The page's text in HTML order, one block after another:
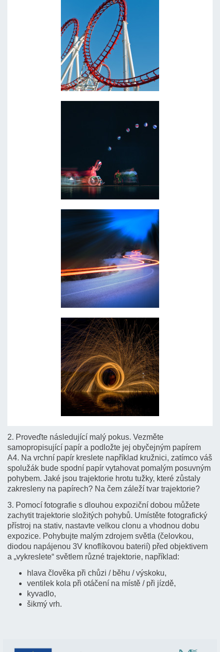
2. Proveďte následující malý pokus. Vezměte
samopropisující papír a podložte jej obyčejným papírem
A4. Na vrchní papír kreslete například kružnici, zatímco váš
spolužák bude spodní papír vytahovat pomalým posuvným
pohybem. Jaké jsou trajektorie hrotu tužky, které zůstaly
zakresleny na papírech? Na čem záleží tvar trajektorie?
3. Pomocí fotografie s dlouhou expoziční dobou můžete
zachytit trajektorie složitých pohybů. Umístěte fotografický
přístroj na stativ, nastavte velkou clonu a vhodnou dobu
expozice. Pohybujte malým zdrojem světla (čelovkou,
diodou napájenou 3V knoflíkovou baterií) před objektivem
a „vykreslete“ světlem různé trajektorie, například:
hlava člověka při chůzi / běhu / výskoku,
ventilek kola při otáčení na místě / při jízdě,
kyvadlo,
šikmý vrh.